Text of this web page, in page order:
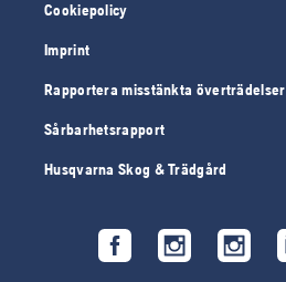
Cookiepolicy
Imprint
Rapportera misstänkta överträdelser
Sårbarhetsrapport
Husqvarna Skog & Trädgård